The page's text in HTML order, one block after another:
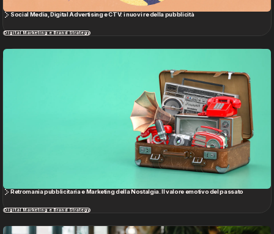
Social Media, Digital Advertising e CTV: i nuovi re della pubblicità
Digital Marketing e Brand Strategy
Retromania pubblicitaria e Marketing della Nostalgia. Il valore emotivo del passato
Digital Marketing e Brand Strategy